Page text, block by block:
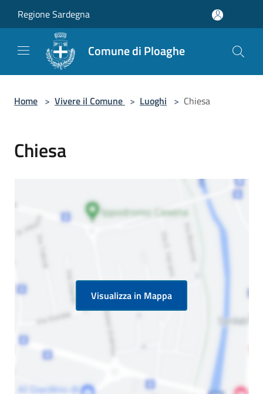
Regione Sardegna
Comune di Ploaghe
Home > Vivere il Comune > Luoghi > Chiesa
Chiesa
Visualizza in Mappa